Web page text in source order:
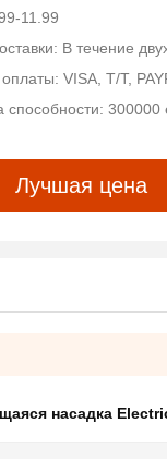
11.99
В течение
VISA, T/T,
способности:
Лучшая цена
насадка